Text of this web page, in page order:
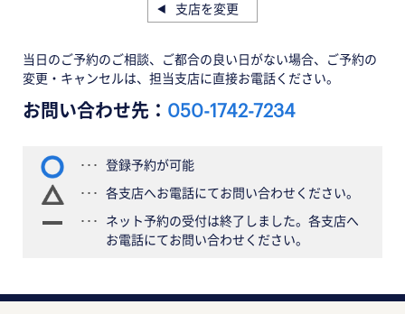
支店を変更
当日のご予約のご相談、ご都合の良い日がない場合、ご予約の
変更・キャンセルは、担当支店に直接お電話ください。
お問い合わせ先： 050-1742-7234
登録予約が可能
各支店へお電話にてお問い合わせください。
ネット予約の受付は終了しました。各支店へ
お電話にてお問い合わせください。